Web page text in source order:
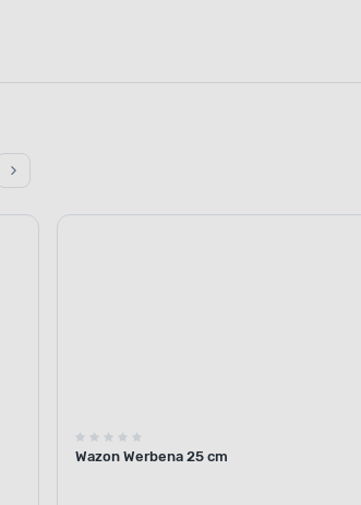
Wazon Werbena 25 cm